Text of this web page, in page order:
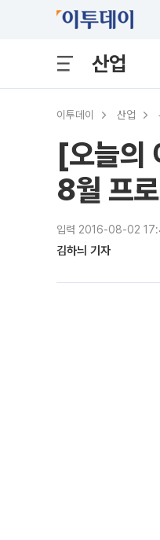
산업
이투데이 산업
[오늘의
8월 프
입력 2016-08-02
김하늬 기자